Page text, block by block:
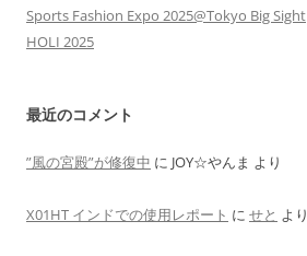
Sports Fashion Expo 2025@Tokyo Big Sight
HOLI 2025
最近のコメント
”風の宮殿”が修復中 に JOY☆やんま より
X01HT インドでの使用レポート に せと より